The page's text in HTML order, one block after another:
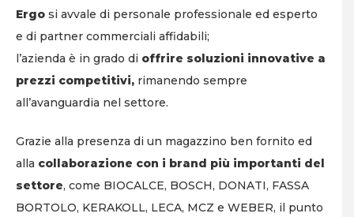
Ergo si avvale di personale professionale ed esperto
e di partner commerciali affidabili;
l’azienda è in grado di offrire soluzioni innovative a
prezzi competitivi, rimanendo sempre
all’avanguardia nel settore.
Grazie alla presenza di un magazzino ben fornito ed
alla collaborazione con i brand più importanti del
settore, come BIOCALCE, BOSCH, DONATI, FASSA
BORTOLO, KERAKOLL, LECA, MCZ e WEBER, il punto